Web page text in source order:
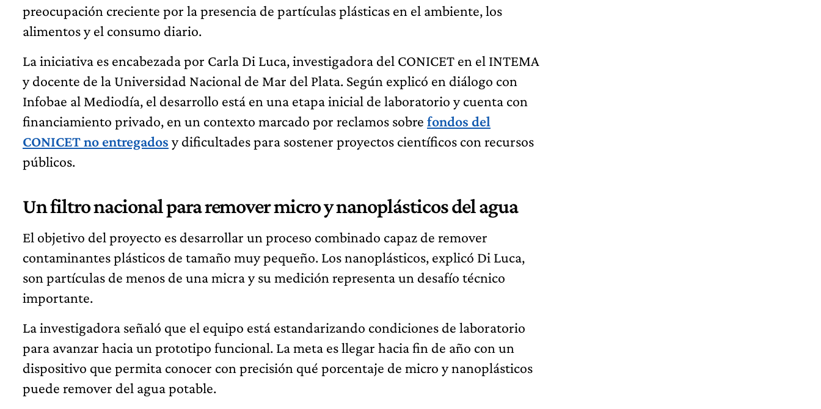
preocupación creciente por la presencia de partículas plásticas en el ambiente, los
alimentos y el consumo diario.
La iniciativa es encabezada por Carla Di Luca, investigadora del CONICET en el INTEMA
y docente de la Universidad Nacional de Mar del Plata. Según explicó en diálogo con
Infobae al Mediodía, el desarrollo está en una etapa inicial de laboratorio y cuenta con
financiamiento privado, en un contexto marcado por reclamos sobre fondos del
CONICET no entregados y dificultades para sostener proyectos científicos con recursos
públicos.
Un filtro nacional para remover micro y nanoplásticos del agua
El objetivo del proyecto es desarrollar un proceso combinado capaz de remover
contaminantes plásticos de tamaño muy pequeño. Los nanoplásticos, explicó Di Luca,
son partículas de menos de una micra y su medición representa un desafío técnico
importante.
La investigadora señaló que el equipo está estandarizando condiciones de laboratorio
para avanzar hacia un prototipo funcional. La meta es llegar hacia fin de año con un
dispositivo que permita conocer con precisión qué porcentaje de micro y nanoplásticos
puede remover del agua potable.